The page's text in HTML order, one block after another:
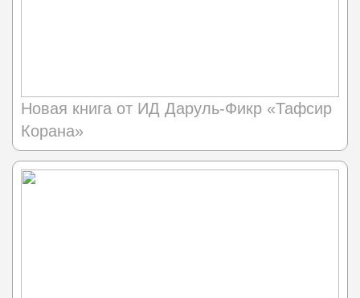
Новая книга от ИД Даруль-Фикр «Тафсир
Корана»